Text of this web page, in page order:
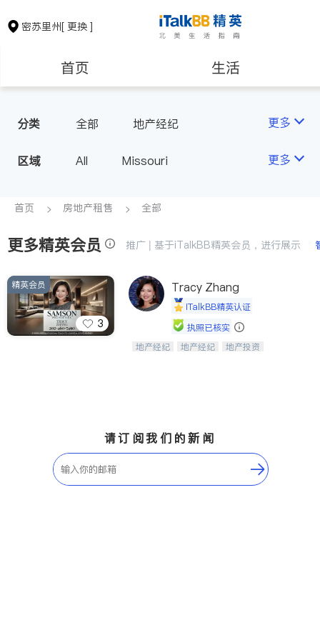
密苏里州[ 更换 ]
首页 生活
房地产租售
教育
非盈利组织
分类 全部 地产经纪 更多
区域 All Missouri 更多
首页 房地产租售 全部
更多精英会员 推广 | 基于iTalkBB精英会员，进行展示
3
精英会员 Tracy Zhang
iTalkBB精英认证
执照已核实
Tracy Zhang - 引领大华府地区房产
地产经纪 地产经纪
地产投资
请订阅我们的新闻